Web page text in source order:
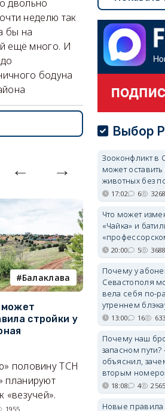
двольно
неделю так
бы на
ещё много. И
бодуна
Балаклава
может
стройки у
половину ТСН
планируют
«везучей».
1955
Совершено
разработчика
этому часу
Сработало
устройство,
автомобиль
Выбор
Зооконфликт в
может
животных без
17:02 6 3268
Что может
«Чайка» и
20:00 5 3688
Почему у
Севастополя
вела себя по-
утреннем
13:00 16
Почему наш
запасном
объяснил,
вторым
18:08 4 2565
Новые правила